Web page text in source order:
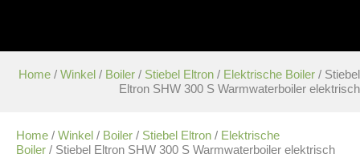
Home / Winkel / Boiler / Stiebel Eltron / Elektrische Boiler / Stiebel
Eltron SHW 300 S Warmwaterboiler elektrisch
Home / Winkel / Boiler / Stiebel Eltron / Elektrische
Boiler / Stiebel Eltron SHW 300 S Warmwaterboiler elektrisch